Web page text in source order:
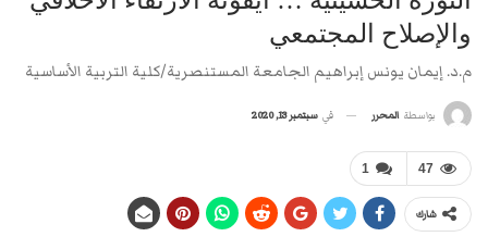
والإصلاح المجتمعي
م.د. إيمان يونس إبراهيم الجامعة المستنصرية/كلية التربية الأساسية
بواسطة المحرر في سبتمبر 13, 2020
1 47
شارك